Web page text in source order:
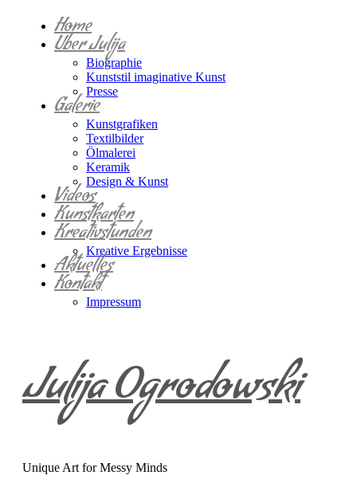
Home
Über Julija
Biographie
Kunststil imaginative Kunst
Presse
Galerie
Kunstgrafiken
Textilbilder
Ölmalerei
Keramik
Design & Kunst
Videos
Kunstkarten
Kreativstunden
Kreative Ergebnisse
Aktuelles
Kontakt
Impressum
Julija Ogrodowski
Unique Art for Messy Minds